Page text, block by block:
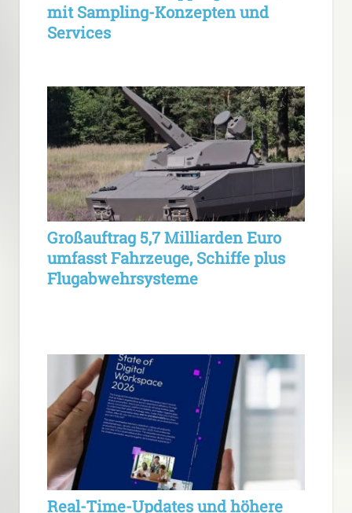
mit Sampling-Konzepten und
Services
Großauftrag 5,7 Milliarden Euro
umfasst Fahrzeuge, Schiffe plus
Flugabwehrsysteme
Real-Time-Updates und höhere